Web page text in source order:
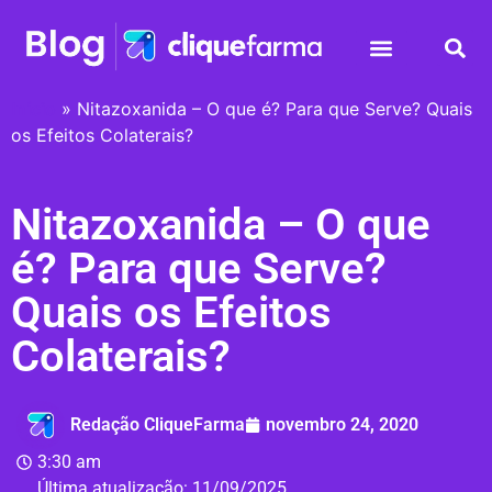
» Nitazoxanida – O que é? Para que Serve? Quais
os Efeitos Colaterais?
Nitazoxanida – O que
é? Para que Serve?
Quais os Efeitos
Colaterais?
Redação CliqueFarma
novembro 24, 2020
3:30 am